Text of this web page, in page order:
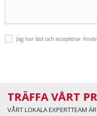
Jag har läst och accepterar
TRÄFFA VÅRT
VÅRT LOKALA EXPERTTEAM